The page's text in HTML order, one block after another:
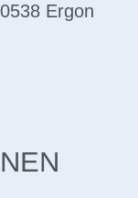
Ergon